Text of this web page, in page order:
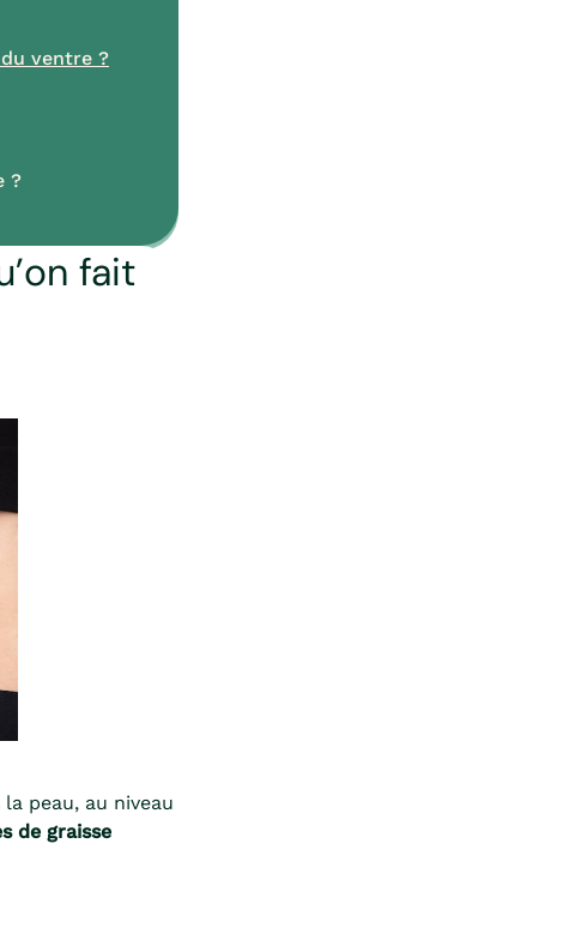
ventre ?
?
fait
peau, au niveau
de graisse